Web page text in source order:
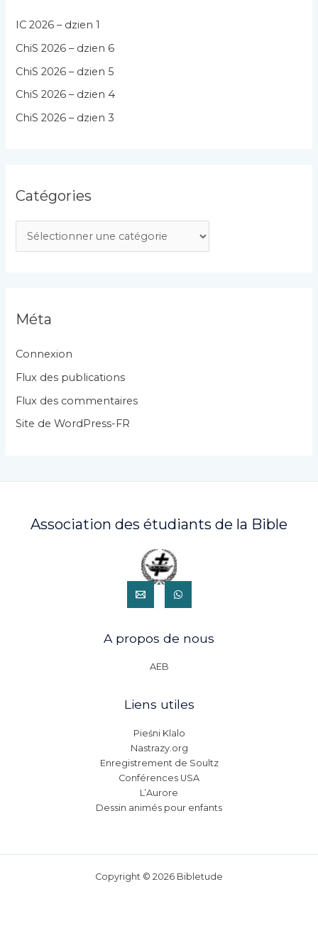
IC 2026 – dzien 1
ChiS 2026 – dzien 6
ChiS 2026 – dzien 5
ChiS 2026 – dzien 4
ChiS 2026 – dzien 3
Catégories
a
g
r
i
e
Méta
Connexion
Flux des publications
Flux des commentaires
Site de WordPress-FR
Association des étudiants de la Bible
A propos de nous
AEB
Liens utiles
Pieśni Klalo
Nastrazy.org
Enregistrement de Soultz
Conférences USA
L’Aurore
Dessin animés pour enfants
Copyright © 2026 Bibletude